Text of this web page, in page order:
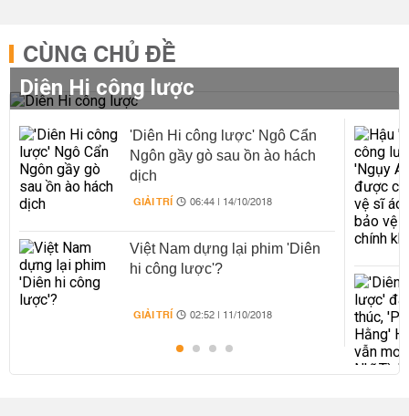
CÙNG CHỦ ĐỀ
Diên Hi công lược
'Diên Hi công lược' Ngô Cẩn
Ngôn gầy gò sau ồn ào hách
dịch
GIẢI TRÍ 06:44 | 14/10/2018
Việt Nam dựng lại phim 'Diên
hi công lược'?
GIẢI TRÍ 02:52 | 11/10/2018